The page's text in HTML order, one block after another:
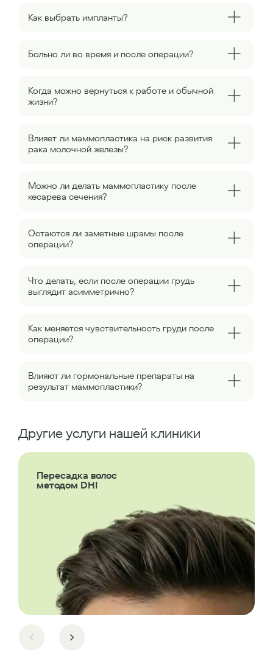
Как выбрать импланты?
Больно ли во время и после операции?
Когда можно вернуться к работе и обычной
жизни?
Влияет ли маммопластика на риск развития
рака молочной железы?
Можно ли делать маммопластику после
кесарева сечения?
Остаются ли заметные шрамы после
операции?
Что делать, если после операции грудь
выглядит асимметрично?
Как меняется чувствительность груди после
операции?
Влияют ли гормональные препараты на
результат маммопластики?
Другие услуги нашей клиники
Пересадка волос
методом DHI